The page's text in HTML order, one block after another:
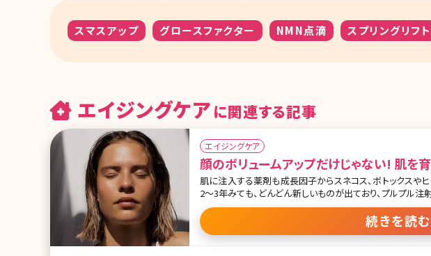
スマスアップ グロースファクター NMN点滴 スプリングリフト
エイジングケア に関連する記事
エイジングケア
顔のボリュームアップだけじゃない! 肌を
肌に注入する薬剤も成長因子からスネコス、ボトックスや
2〜3年みても、どんどん新しいものが出ており、プルプル注
す。 エクソソームも最近人気が出ている薬剤のひとつです。そんな薬剤もひとつひとつ特徴がありお悩み
に合わせて注入していくのですが、よく注入治療をしたい
談を受けます。 特に、筆者が相談されるのは目元や首の小ジワや加齢によるボリュームの減少を気にさ
続きを読む